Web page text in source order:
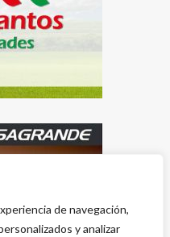
de navegación,
y analizar